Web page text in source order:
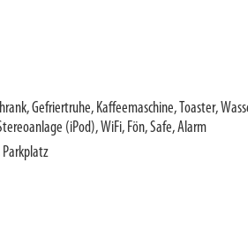
Gefriertruhe, Kaffeemaschine, Toaster,
(iPod), WiFi, Fön, Safe, Alarm